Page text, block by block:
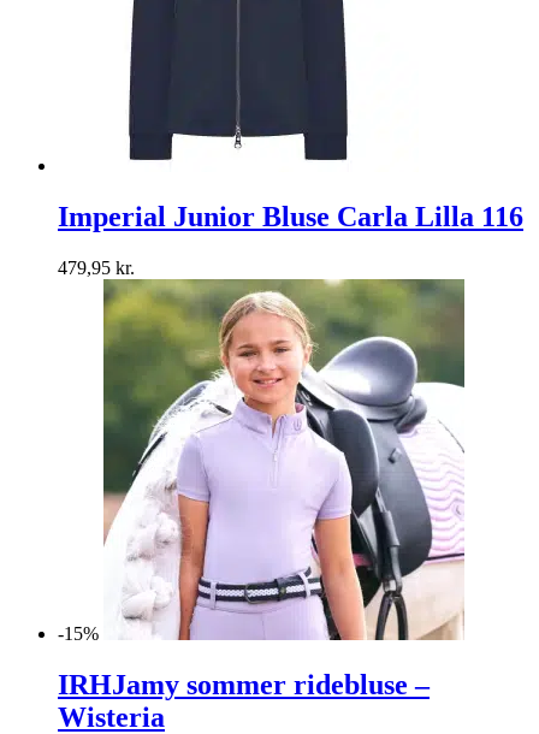
Imperial Junior Bluse Carla Lilla 116
479,95 kr.
-15%
IRHJamy sommer ridebluse –
Wisteria